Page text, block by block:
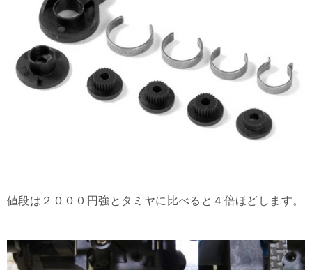
値段は２０００円強とタミヤに比べると４倍ほどします。